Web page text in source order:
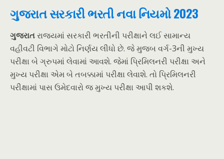
ગુજરાત સરકારી ભરતી નવા નિયમો 2023
ગુજરાતરાજ્યમાં સરકારી ભરતીની પરીક્ષાને લઈ સામાન્ય
વહીવટી વિભાગે મોટો નિર્ણય લીધો છે. જે મુજબ વર્ગ-3ની મુખ્ય
પરીક્ષા બે ગ્રુપમાં લેવામાં આવશે. જેમાં પ્રિમિલનરી પરીક્ષા અને
મુખ્ય પરીક્ષા એમ બે તબક્કામાં પરીક્ષા લેવાશે. તો પ્રિમિલનરી
પરીક્ષામાં પાસ ઉમેદવારો જ મુખ્ય પરીક્ષા આપી શકશે.